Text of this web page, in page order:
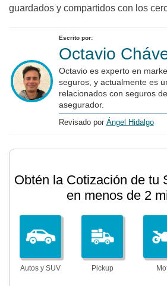
guardados y compartidos con los
Escrito por:
Octavio
Octavio es experto en
seguros, y actualmente es
relacionados con seguros
asegurador.
Revisado por Ángel Hidalgo
Obtén la Cotización de tu
en menos de 2
Autos y SUV Pickup